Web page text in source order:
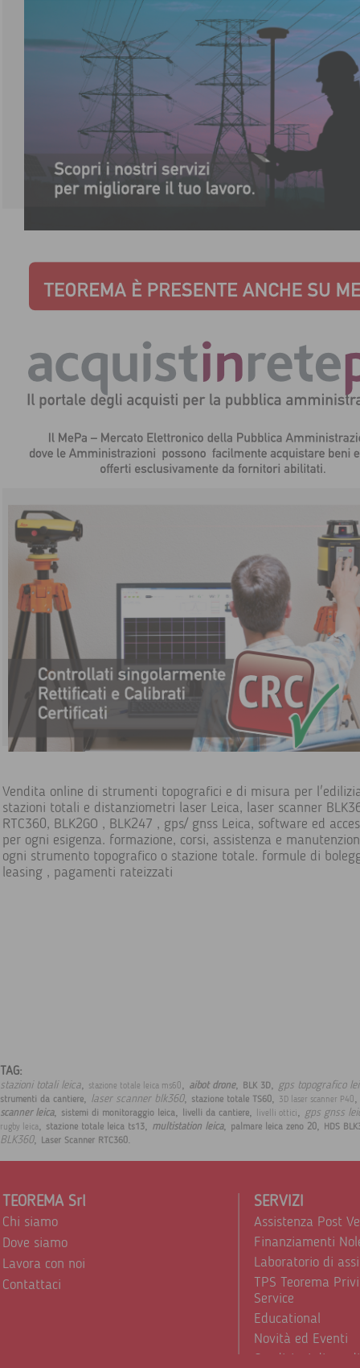
Vendita online di strumenti topografici e di misura per
stazioni totali e distanziometri laser Leica, laser scanner
RTC360, BLK2GO , BLK247 , gps/ gnss Leica, software ed
per ogni esigenza. formazione, corsi, assistenza e
ogni strumento topografico o stazione totale. formule di
leasing , pagamenti rateizzati
TAG:
stazioni totali leica, stazione totale leica ms60, aibot drone, BLK 3D, gps topografico
strumenti da cantiere, laser scanner blk360, stazione totale TS60, 3D laser scanner P40
scanner leica, sistemi di monitoraggio leica, livelli da cantiere, livelli ottici, gps gnss
rugby leica, stazione totale leica ts13, multistation leica, palmare leica zeno 20, HDS
BLK360, Laser Scanner RTC360.
TEOREMA Srl
Chi siamo
Dove siamo
Lavora con noi
Contattaci
SERVIZI
Assistenza Post
Finanziamenti
Laboratorio di
TPS Teorema
Service
Educational
Novità ed Eventi
Condizioni di